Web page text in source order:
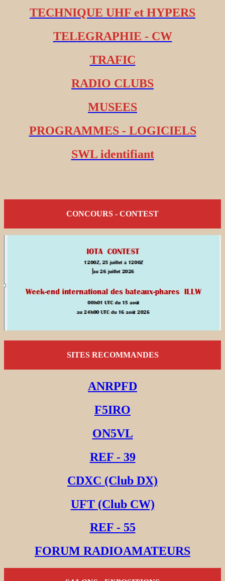
TECHNIQUE UHF et HYPERS
TELEGRAPHIE - CW
TRAFIC
RADIO CLUBS
MUSEES
PROGRAMMES - LOGICIELS
SWL identifiant
CONCOURS - CONTEST
SITES RECOMMANDES
ANRPFD
F5IRO
ON5VL
REF - 39
CDXC (Club DX)
UFT (Club CW)
REF - 55
FORUM RADIOAMATEURS